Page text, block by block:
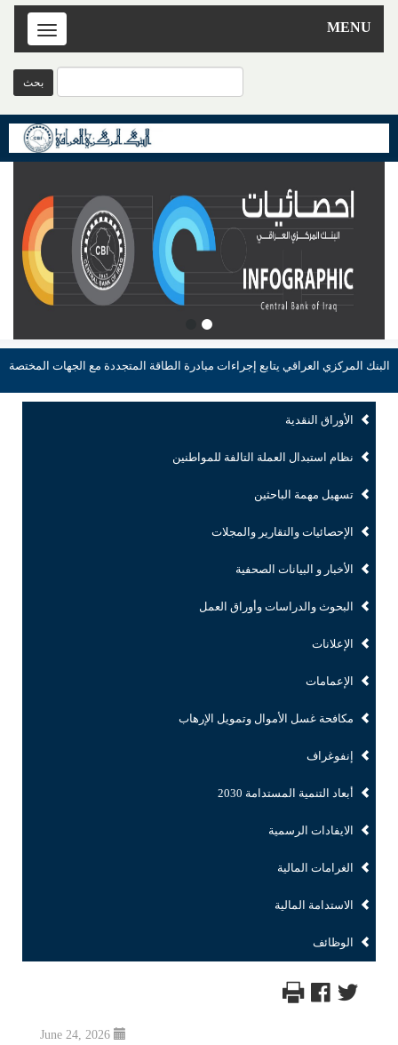
MENU
Toggle
البنك المركزي العراقي يتابع إجراءات مبادرة الطاقة المتجددة مع الجهات المختصة
الأوراق النقدية
نظام استبدال العملة التالفة للمواطنين
تسهيل مهمة الباحثين
الإحصائيات والتقارير والمجلات
الأخبار و البيانات الصحفية
البحوث والدراسات وأوراق العمل
الإعلانات
الإعمامات
مكافحة غسل الأموال وتمويل الإرهاب
إنفوغراف
أبعاد التنمية المستدامة 2030
الايفادات الرسمية
الغرامات المالية
الاستدامة المالية
الوظائف